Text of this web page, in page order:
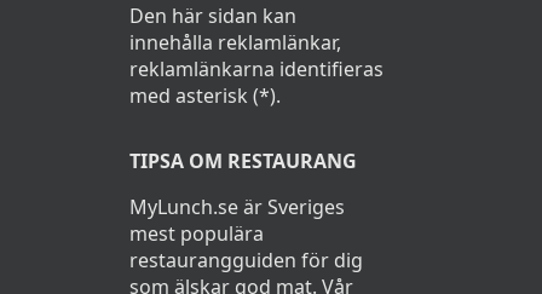
Den här sidan kan
innehålla reklamlänkar,
reklamlänkarna identifieras
med asterisk (*).
TIPSA OM RESTAURANG
MyLunch.se är Sveriges
mest populära
restaurangguiden för dig
som älskar god mat. Vår